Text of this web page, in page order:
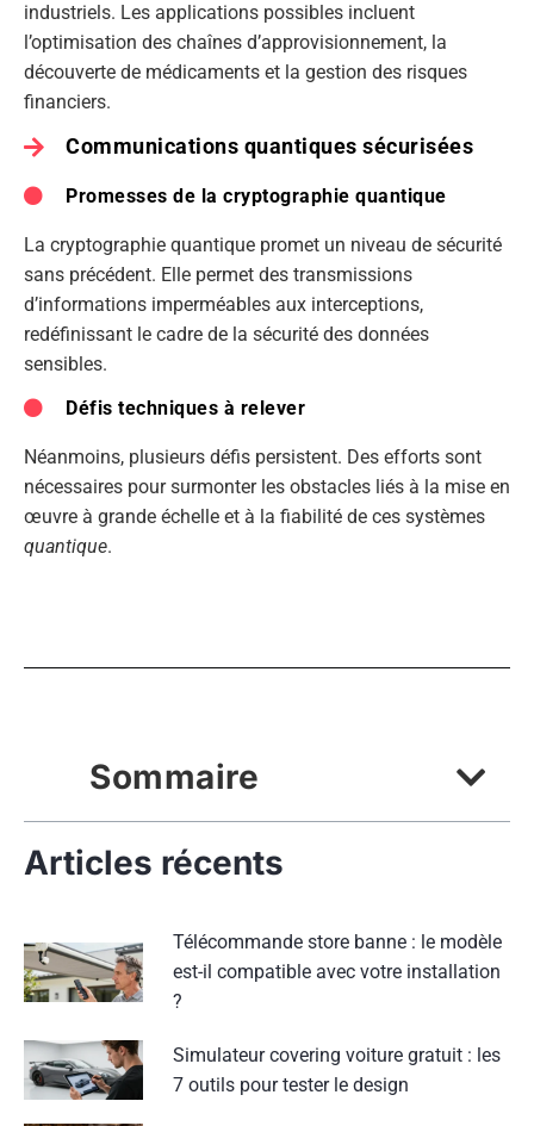
industriels. Les applications possibles incluent
l’optimisation des chaînes d’approvisionnement, la
découverte de médicaments et la gestion des risques
financiers.
Communications quantiques sécurisées
Promesses de la cryptographie quantique
La cryptographie quantique promet un niveau de sécurité
sans précédent. Elle permet des transmissions
d’informations imperméables aux interceptions,
redéfinissant le cadre de la sécurité des données
sensibles.
Défis techniques à relever
Néanmoins, plusieurs défis persistent. Des efforts sont
nécessaires pour surmonter les obstacles liés à la mise en
œuvre à grande échelle et à la fiabilité de ces systèmes
quantique.
Sommaire
Articles récents
Télécommande store banne : le modèle
est-il compatible avec votre installation
?
Simulateur covering voiture gratuit : les
7 outils pour tester le design